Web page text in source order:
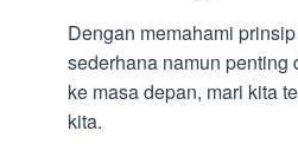
Dengan memahami
sederhana namun penting
ke masa depan, mari kita
kita.